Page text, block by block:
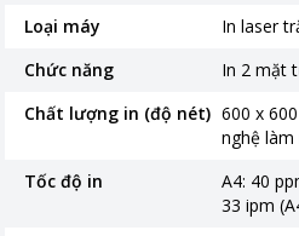
Loại máy
In laser
Chức năng
In 2 mặt
Chất lượng in (độ nét) 600 x
nghệ làm
Tốc độ in
A4: 40
33 ipm